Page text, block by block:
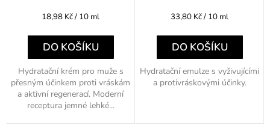
Měrná
18,98 Kč / 10 ml
DO KOŠÍKU
Hydratační krém pro muže s
přesným účinkem proti vráskám
a aktivní regenerací. Moderní
receptura jemné lehké...
Měrná
33,80 Kč / 10 ml
DO KOŠÍKU
Hydratační emulze s vyživujícími
a protivráskovými účinky.